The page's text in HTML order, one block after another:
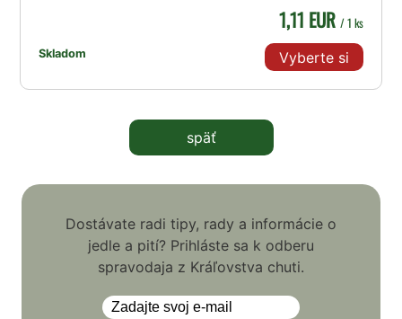
Skladom
1,11 EUR / 1 ks
Vyberte si
späť
Dostávate radi tipy, rady a informácie o
jedle a pití? Prihláste sa k odberu
spravodaja z Kráľovstva chuti.